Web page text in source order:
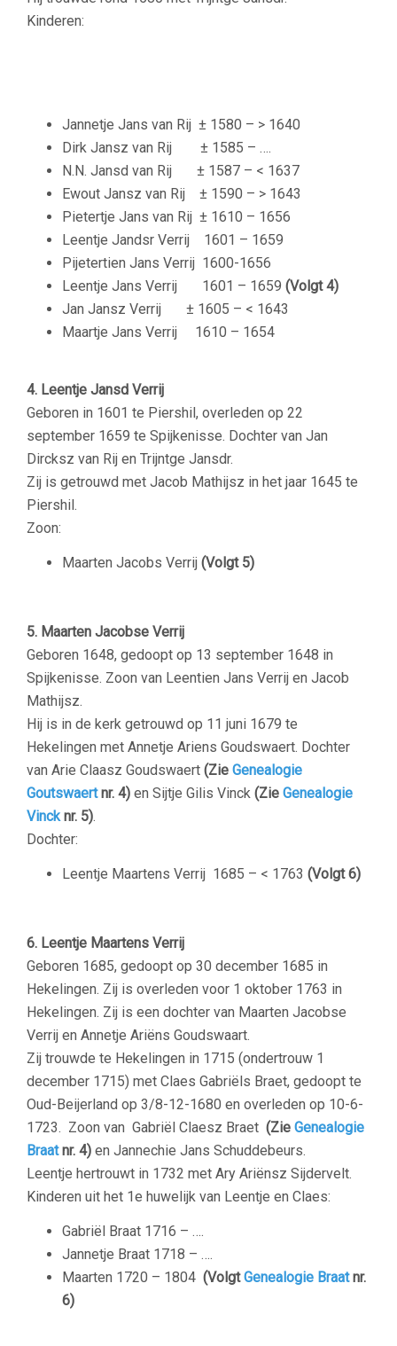
Kinderen:
Jannetje Jans van Rij ± 1580 – > 1640
Dirk Jansz van Rij ± 1585 – ….
N.N. Jansd van Rij ± 1587 – < 1637
Ewout Jansz van Rij ± 1590 – > 1643
Pietertje Jans van Rij ± 1610 – 1656
Leentje Jandsr Verrij 1601 – 1659
Pijetertien Jans Verrij 1600-1656
Leentje Jans Verrij 1601 – 1659 (Volgt 4)
Jan Jansz Verrij ± 1605 – < 1643
Maartje Jans Verrij 1610 – 1654
4. Leentje Jansd Verrij
Geboren in 1601 te Piershil, overleden op 22
september 1659 te Spijkenisse. Dochter van Jan
Dircksz van Rij en Trijntge Jansdr.
Zij is getrouwd met Jacob Mathijsz in het jaar 1645 te
Piershil.
Zoon:
Maarten Jacobs Verrij (Volgt 5)
5. Maarten Jacobse Verrij
Geboren 1648, gedoopt op 13 september 1648 in
Spijkenisse. Zoon van Leentien Jans Verrij en Jacob
Mathijsz.
Hij is in de kerk getrouwd op 11 juni 1679 te
Hekelingen met Annetje Ariens Goudswaert. Dochter
van Arie Claasz Goudswaert (Zie Genealogie
Goutswaertnr. 4) en Sijtje Gilis Vinck (Zie Genealogie
Vincknr. 5).
Dochter:
Leentje Maartens Verrij 1685 – < 1763 (Volgt 6)
6. Leentje Maartens Verrij
Geboren 1685, gedoopt op 30 december 1685 in
Hekelingen. Zij is overleden voor 1 oktober 1763 in
Hekelingen. Zij is een dochter van Maarten Jacobse
Verrij en Annetje Ariëns Goudswaart.
Zij trouwde te Hekelingen in 1715 (ondertrouw 1
december 1715) met Claes Gabriëls Braet, gedoopt te
Oud-Beijerland op 3/8-12-1680 en overleden op 10-6-
1723. Zoon van Gabriël Claesz Braet (Zie Genealogie
Braatnr. 4) en Jannechie Jans Schuddebeurs.
Leentje hertrouwt in 1732 met Ary Ariënsz Sijdervelt.
Kinderen uit het 1e huwelijk van Leentje en Claes:
Gabriël Braat 1716 – ….
Jannetje Braat 1718 – ….
Maarten 1720 – 1804 (VolgtGenealogie Braatnr.
6)